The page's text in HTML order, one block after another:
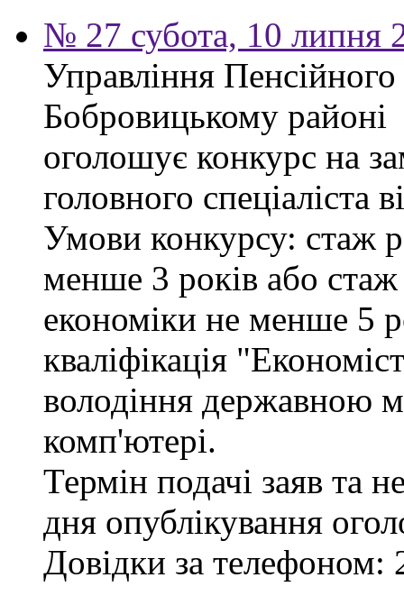
№ 27 субота, 10 липня
Управління
Бобровицькому районі
оголошує конкурс на
головного спеціаліста
Умови конкурсу: стаж
менше 3 років або
економіки не менше 5
кваліфікація
володіння державною
комп'ютері.
Термін подачі заяв та
дня опублікування
Довідки за телефоном: